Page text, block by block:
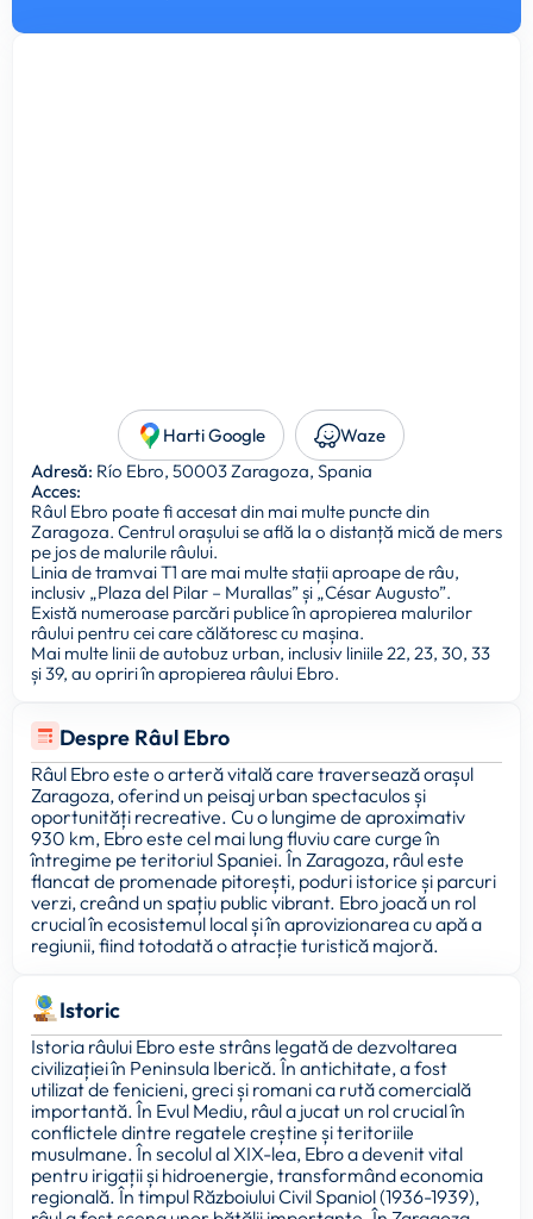
Despre Râul Ebro
Râul Ebro este o arteră vitală care traversează orașul
Zaragoza, oferind un peisaj urban spectaculos și
oportunități recreative. Cu o lungime de aproximativ
930 km, Ebro este cel mai lung fluviu care curge în
întregime pe teritoriul Spaniei. În Zaragoza, râul este
flancat de promenade pitorești, poduri istorice și parcuri
verzi, creând un spațiu public vibrant. Ebro joacă un rol
crucial în ecosistemul local și în aprovizionarea cu apă a
regiunii, fiind totodată o atracție turistică majoră.
Istoric
Istoria râului Ebro este strâns legată de dezvoltarea
civilizației în Peninsula Iberică. În antichitate, a fost
utilizat de fenicieni, greci și romani ca rută comercială
importantă. În Evul Mediu, râul a jucat un rol crucial în
conflictele dintre regatele creștine și teritoriile
musulmane. În secolul al XIX-lea, Ebro a devenit vital
pentru irigații și hidroenergie, transformând economia
regională. În timpul Războiului Civil Spaniol (1936-1939),
Harti Google
Waze
Adresă: Río Ebro, 50003 Zaragoza, Spania
Acces:
Râul Ebro poate fi accesat din mai multe puncte din
Zaragoza. Centrul orașului se află la o distanță mică de mers
pe jos de malurile râului.
Linia de tramvai T1 are mai multe stații aproape de râu,
inclusiv „Plaza del Pilar – Murallas” și „César Augusto”.
Există numeroase parcări publice în apropierea malurilor
râului pentru cei care călătoresc cu mașina.
Mai multe linii de autobuz urban, inclusiv liniile 22, 23, 30, 33
și 39, au opriri în apropierea râului Ebro.